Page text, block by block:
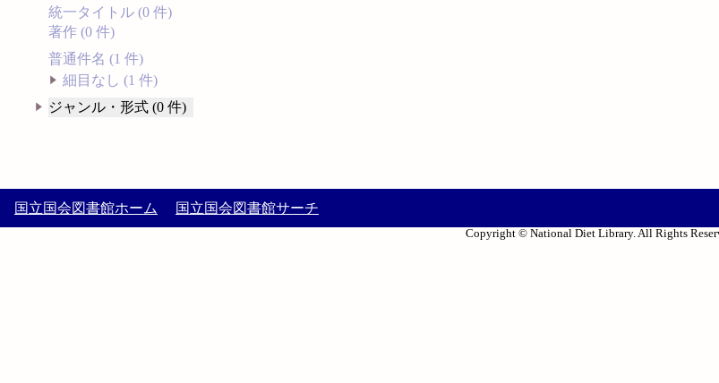
統一タイトル (0 件)
著作 (0 件)
普通件名 (1 件)
細目なし (1 件)
ジャンル・形式 (0 件)
国立国会図書館ホーム 国立国会図書館サーチ
Copyright © National Diet Library. All Rights